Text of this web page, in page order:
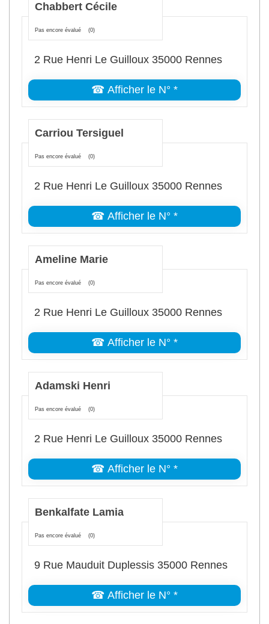
Chabbert Cécile
Pas encore évalué (0)
2 Rue Henri Le Guilloux 35000 Rennes
☎ Afficher le N° *
Carriou Tersiguel
Pas encore évalué (0)
2 Rue Henri Le Guilloux 35000 Rennes
☎ Afficher le N° *
Ameline Marie
Pas encore évalué (0)
2 Rue Henri Le Guilloux 35000 Rennes
☎ Afficher le N° *
Adamski Henri
Pas encore évalué (0)
2 Rue Henri Le Guilloux 35000 Rennes
☎ Afficher le N° *
Benkalfate Lamia
Pas encore évalué (0)
9 Rue Mauduit Duplessis 35000 Rennes
☎ Afficher le N° *